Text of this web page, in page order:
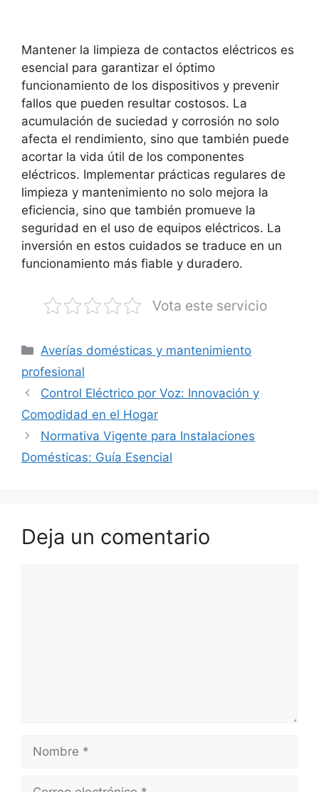
Mantener la limpieza de contactos eléctricos es
esencial para garantizar el óptimo
funcionamiento de los dispositivos y prevenir
fallos que pueden resultar costosos. La
acumulación de suciedad y corrosión no solo
afecta el rendimiento, sino que también puede
acortar la vida útil de los componentes
eléctricos. Implementar prácticas regulares de
limpieza y mantenimiento no solo mejora la
eficiencia, sino que también promueve la
seguridad en el uso de equipos eléctricos. La
inversión en estos cuidados se traduce en un
funcionamiento más fiable y duradero.
Vota este servicio
Categorías
Averías domésticas y mantenimiento
profesional
Control Eléctrico por Voz: Innovación y
Comodidad en el Hogar
Normativa Vigente para Instalaciones
Domésticas: Guía Esencial
Deja un comentario
Nombre
Correo